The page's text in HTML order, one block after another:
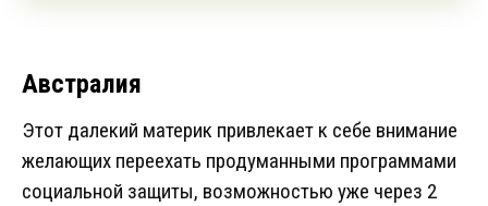
Австралия
Этот далекий материк привлекает к себе внимание
желающих переехать продуманными программами
социальной защиты, возможностью уже через 2